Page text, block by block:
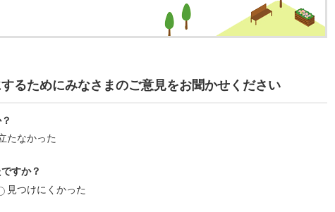
るためにみなさまのご意見をお聞かせください
たなかった
すか？
見つけにくかった